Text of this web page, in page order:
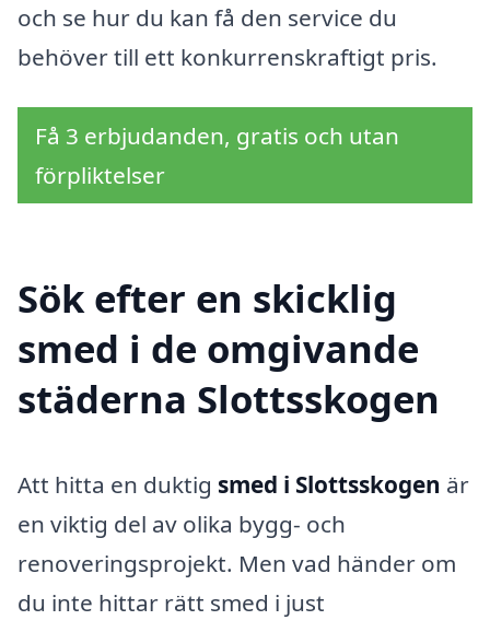
och se hur du kan få den service du
behöver till ett konkurrenskraftigt pris.
Få 3 erbjudanden, gratis och utan
förpliktelser
Sök efter en skicklig
smed i de omgivande
städerna Slottsskogen
Att hitta en duktig smed i Slottsskogen är
en viktig del av olika bygg- och
renoveringsprojekt. Men vad händer om
du inte hittar rätt smed i just